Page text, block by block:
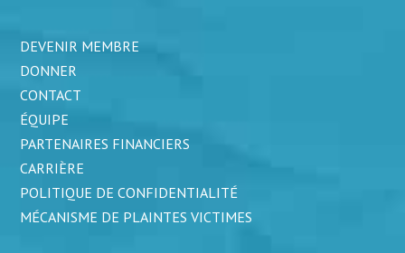
DEVENIR MEMBRE
DONNER
CONTACT
ÉQUIPE
PARTENAIRES FINANCIERS
CARRIÈRE
POLITIQUE DE CONFIDENTIALITÉ
MÉCANISME DE PLAINTES VICTIMES